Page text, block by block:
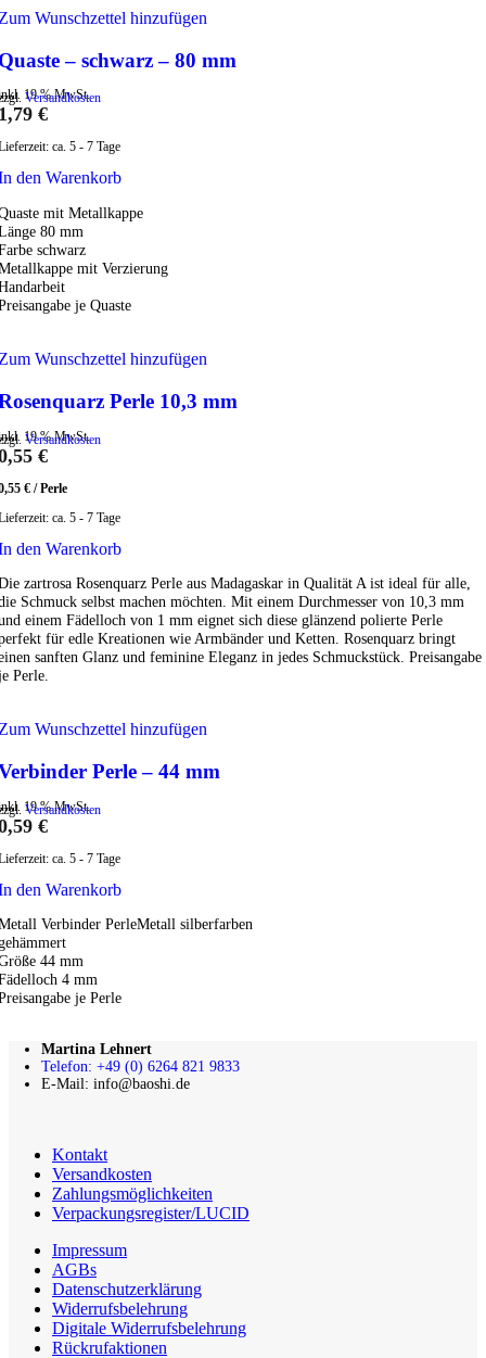
Wunschzettel hinzufügen
– schwarz – 80 mm
19 % MwSt.
Versandkosten
€
ca. 5 - 7 Tage
den Warenkorb
mit Metallkappe
80 mm
schwarz
mit Verzierung
je Quaste
Wunschzettel hinzufügen
Perle 10,3 mm
19 % MwSt.
Versandkosten
€
€ /Perle
ca. 5 - 7 Tage
den Warenkorb
zartrosa Rosenquarz Perle aus Madagaskar in Qualität A ist ideal für alle,
Schmuck selbst machen möchten. Mit einem Durchmesser von 10,3 mm
einem Fädelloch von 1 mm eignet sich diese glänzend polierte Perle
für edle Kreationen wie Armbänder und Ketten. Rosenquarz bringt
sanften Glanz und feminine Eleganz in jedes Schmuckstück. Preisangabe
Perle.
Wunschzettel hinzufügen
Perle – 44 mm
19 % MwSt.
Versandkosten
€
ca. 5 - 7 Tage
den Warenkorb
Verbinder PerleMetall silberfarben
44 mm
4 mm
je Perle
Martina Lehnert
Telefon: +49 (0) 6264 821 9833
E-Mail: info@baoshi.de
Kontakt
Versandkosten
Zahlungsmöglichkeiten
Verpackungsregister/LUCID
Impressum
AGBs
Datenschutzerklärung
Widerrufsbelehrung
Digitale Widerrufsbelehrung
Rückrufaktionen